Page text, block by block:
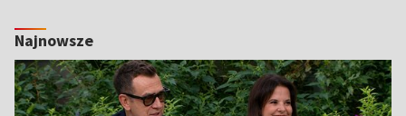
Najnowsze